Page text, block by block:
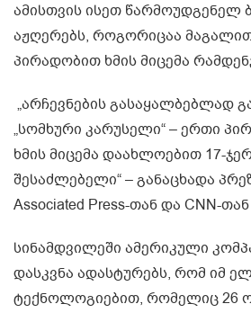
ამისთვის ისეთ წარმოუდგენელ
აჟღერებს, როგორიცაა
პირადობით ხმის მიცემა
„არჩევნების გასაყალბებლად
„სომხური კარუსელი“ – ერთი
ხმის მიცემა დაახლოებით 17-
შესაძლებელი“ – განაცხადა
Associated Press-თან და CNN-
სინამდვილეში ამერიკული
დასკვნა ადასტურებს, რომ იმ
ტექნოლოგიებით, რომელიც 26